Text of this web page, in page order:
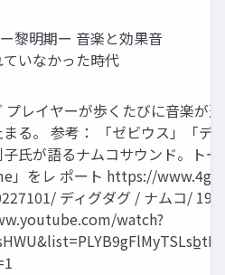
黎明期ー 音楽と効果音
いなかった時代
プレイヤーが歩くたびに⾳楽が
まる。 参考： 「ゼビウス」「デ
⼦⽒が語るナムコサウンド。ト
」をレ ポート https://
ディグダグ / ナムコ/
watch?